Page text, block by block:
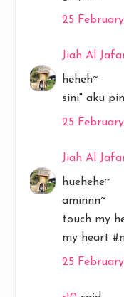
25
Jiah Al
heheh~
sini" aku
25
Jiah Al
huehehe~
aminnn~
touch my
my heart
25